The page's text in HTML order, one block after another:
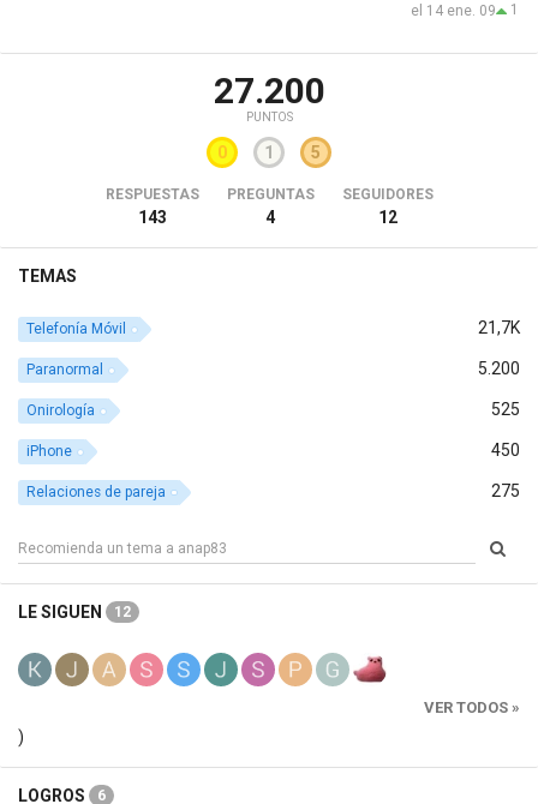
1
el 14 ene. 09
27.200
PUNTOS
0 1 5
RESPUESTAS
143
PREGUNTAS
4
SEGUIDORES
12
TEMAS
21,7K
Telefonía Móvil
5.200
Paranormal
525
Onirología
450
iPhone
275
Relaciones de pareja
LE SIGUEN 12
VER TODOS »
)
LOGROS 6